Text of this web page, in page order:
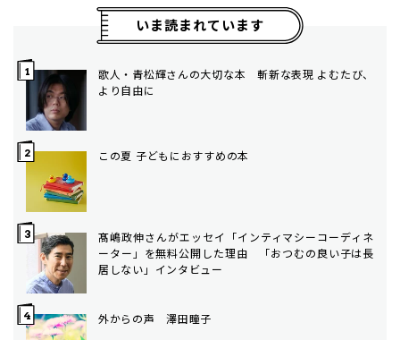
いま読まれています
歌人・青松輝さんの大切な本 斬新な表現 よむたび、
より自由に
この夏 子どもにおすすめの本
髙嶋政伸さんがエッセイ「インティマシーコーディネ
ーター」を無料公開した理由 「おつむの良い子は長
居しない」インタビュー
外からの声 澤田瞳子